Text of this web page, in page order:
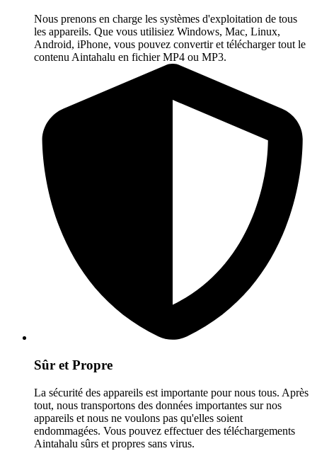
Nous prenons en charge les systèmes d'exploitation de tous
les appareils. Que vous utilisiez Windows, Mac, Linux,
Android, iPhone, vous pouvez convertir et télécharger tout le
contenu Aintahalu en fichier MP4 ou MP3.
Sûr et Propre
La sécurité des appareils est importante pour nous tous. Après
tout, nous transportons des données importantes sur nos
appareils et nous ne voulons pas qu'elles soient
endommagées. Vous pouvez effectuer des téléchargements
Aintahalu sûrs et propres sans virus.